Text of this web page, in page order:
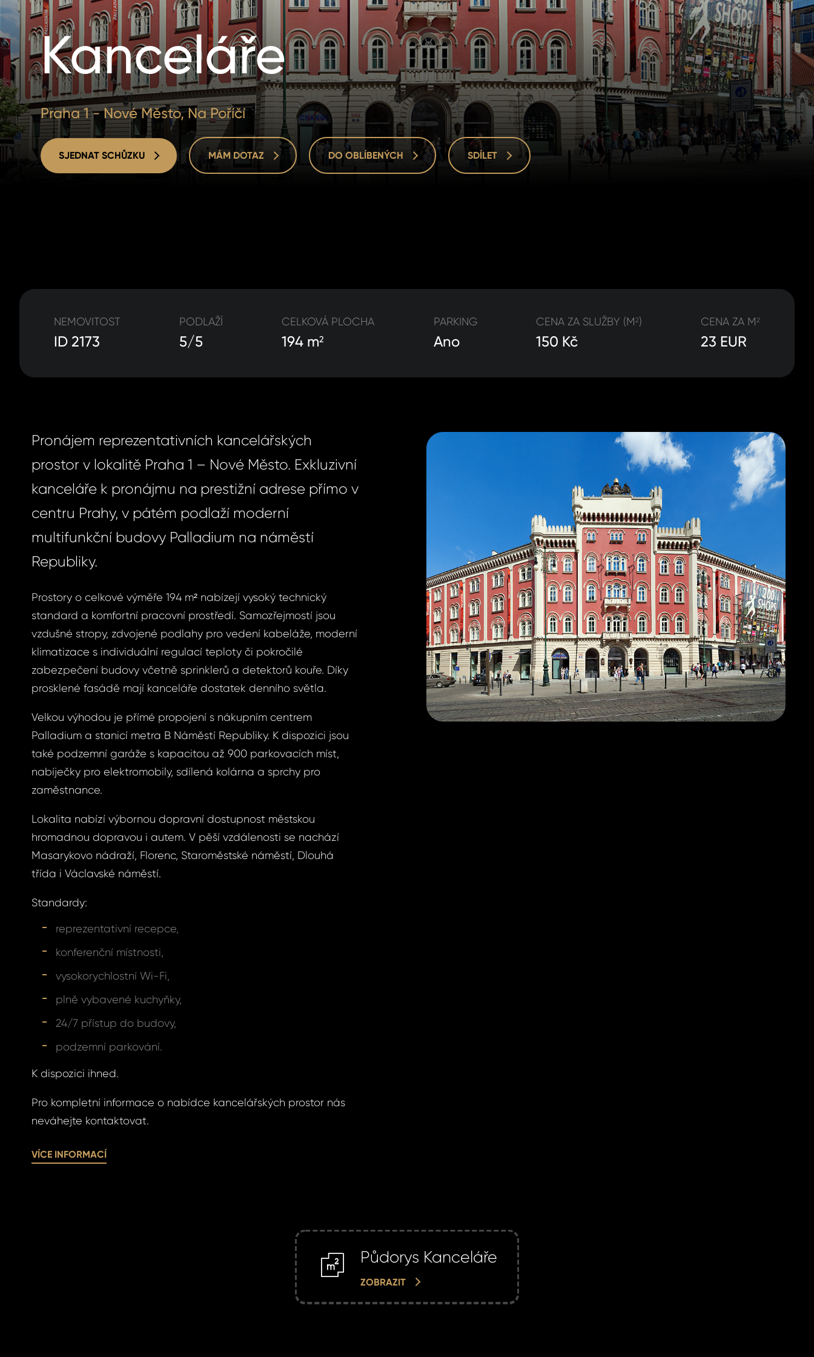
Kanceláře
Praha 1 - Nové Město, Na Poříčí
SJEDNAT SCHŮZKU MÁM DOTAZ DO OBLÍBENÝCH SDÍLET
NEMOVITOST
ID 2173
PODLAŽÍ
5/5
CELKOVÁ PLOCHA
194 m2
PARKING
Ano
CENA ZA SLUŽBY (M2)
150 Kč
CENA ZA M2
23 EUR
Pronájem reprezentativních kancelářských
prostor v lokalitě Praha 1 – Nové Město. Exkluzivní
kanceláře k pronájmu na prestižní adrese přímo v
centru Prahy, v pátém podlaží moderní
multifunkční budovy Palladium na náměstí
Republiky.
Prostory o celkové výměře 194 m² nabízejí vysoký technický
standard a komfortní pracovní prostředí. Samozřejmostí jsou
vzdušné stropy, zdvojené podlahy pro vedení kabeláže, moderní
klimatizace s individuální regulací teploty či pokročilé
zabezpečení budovy včetně sprinklerů a detektorů kouře. Díky
prosklené fasádě mají kanceláře dostatek denního světla.
Velkou výhodou je přímé propojení s nákupním centrem
Palladium a stanicí metra B Náměstí Republiky. K dispozici jsou
také podzemní garáže s kapacitou až 900 parkovacích míst,
nabíječky pro elektromobily, sdílená kolárna a sprchy pro
zaměstnance.
Lokalita nabízí výbornou dopravní dostupnost městskou
hromadnou dopravou i autem. V pěší vzdálenosti se nachází
Masarykovo nádraží, Florenc, Staroměstské náměstí, Dlouhá
třída i Václavské náměstí.
Standardy:
reprezentativní recepce,
konferenční místnosti,
vysokorychlostní Wi-Fi,
plně vybavené kuchyňky,
24/7 přístup do budovy,
podzemní parkování.
K dispozici ihned.
Pro kompletní informace o nabídce kancelářských prostor nás
neváhejte kontaktovat.
VÍCE INFORMACÍ
Půdorys Kanceláře
ZOBRAZIT
odkaz, na